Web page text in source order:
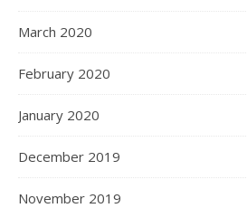
March 2020
February 2020
January 2020
December 2019
November 2019